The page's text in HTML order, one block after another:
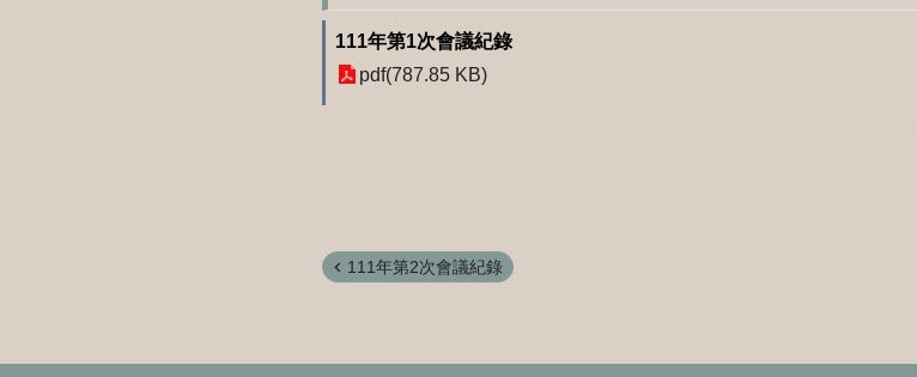
111年第1次會議紀錄
pdf(787.85 KB)
111年第2次會議紀錄